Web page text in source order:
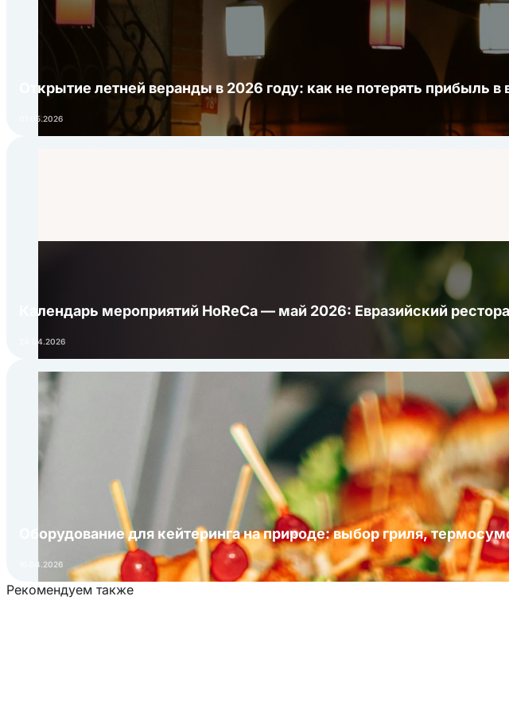
Открытие летней веранды в 2026 году: как не потерять прибыль в
01.05.2026
Календарь мероприятий HoReCa — май 2026: Евразийский
24.04.2026
Оборудование для кейтеринга на природе: выбор гриля,
16.04.2026
Рекомендуем также